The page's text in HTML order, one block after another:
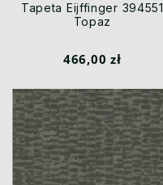
Tapeta Eijffinger 394551
Topaz
466,00 zł